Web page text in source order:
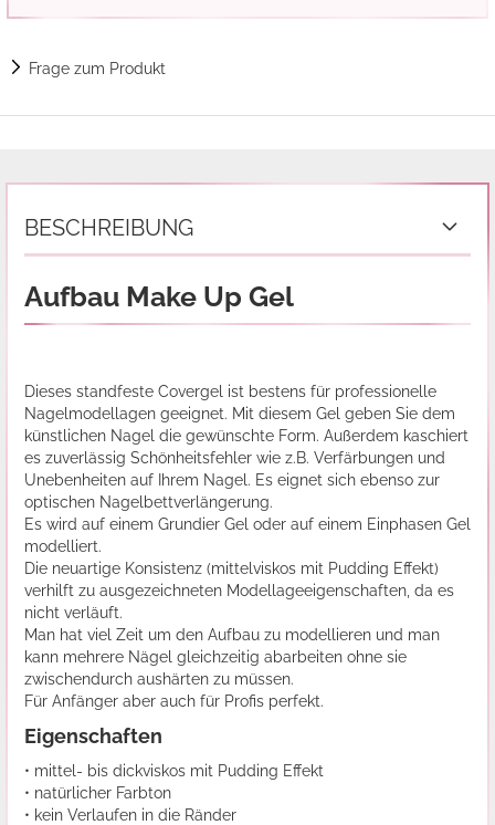
Frage zum Produkt
BESCHREIBUNG
Aufbau Make Up Gel
Dieses standfeste Covergel ist bestens für professionelle
Nagelmodellagen geeignet. Mit diesem Gel geben Sie dem
künstlichen Nagel die gewünschte Form. Außerdem kaschiert
es zuverlässig Schönheitsfehler wie z.B. Verfärbungen und
Unebenheiten auf Ihrem Nagel. Es eignet sich ebenso zur
optischen Nagelbettverlängerung.
Es wird auf einem Grundier Gel oder auf einem Einphasen Gel
modelliert.
Die neuartige Konsistenz (mittelviskos mit Pudding Effekt)
verhilft zu ausgezeichneten Modellageeigenschaften, da es
nicht verläuft.
Man hat viel Zeit um den Aufbau zu modellieren und man
kann mehrere Nägel gleichzeitig abarbeiten ohne sie
zwischendurch aushärten zu müssen.
Für Anfänger aber auch für Profis perfekt.
Eigenschaften
• mittel- bis dickviskos mit Pudding Effekt
• natürlicher Farbton
• kein Verlaufen in die Ränder